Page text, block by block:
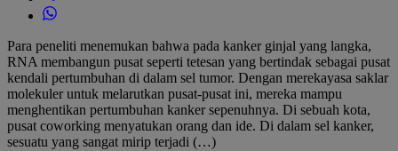
Para peneliti menemukan bahwa pada kanker ginjal yang langka,
RNA membangun pusat seperti tetesan yang bertindak sebagai pusat
kendali pertumbuhan di dalam sel tumor. Dengan merekayasa saklar
molekuler untuk melarutkan pusat-pusat ini, mereka mampu
menghentikan pertumbuhan kanker sepenuhnya. Di sebuah kota,
pusat coworking menyatukan orang dan ide. Di dalam sel kanker,
sesuatu yang sangat mirip terjadi (…)